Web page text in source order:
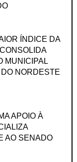
ÍNDICE DA
MUNICIPAL
NORDESTE
APOIO À
AO SENADO